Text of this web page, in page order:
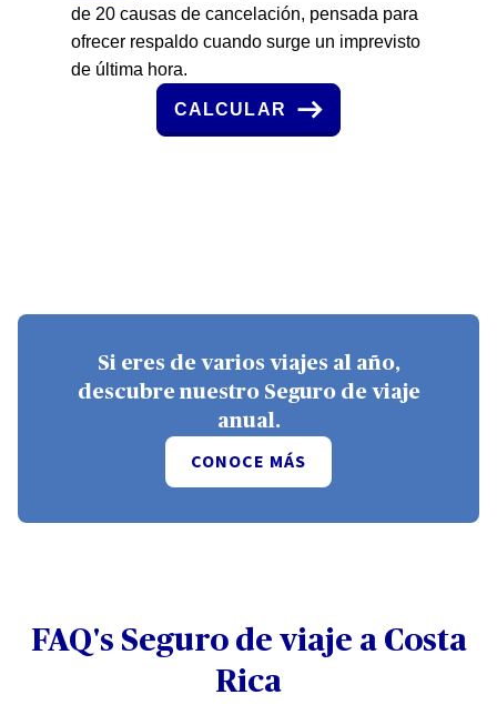
de 20 causas de cancelación, pensada para
ofrecer respaldo cuando surge un imprevisto
de última hora.
CALCULAR
Si eres de varios viajes al año,
descubre nuestro Seguro de viaje
anual.
CONOCE MÁS
FAQ's Seguro de viaje a Costa
Rica